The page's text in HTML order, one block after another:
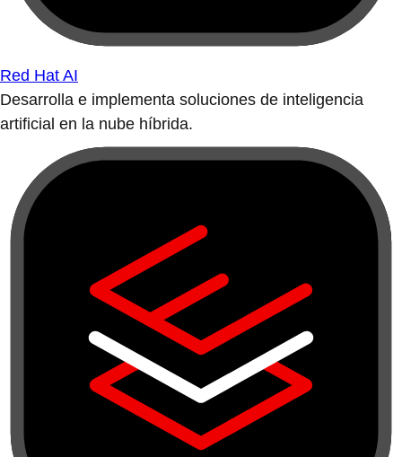
Red Hat AI
Desarrolla e implementa soluciones de inteligencia
artificial en la nube híbrida.